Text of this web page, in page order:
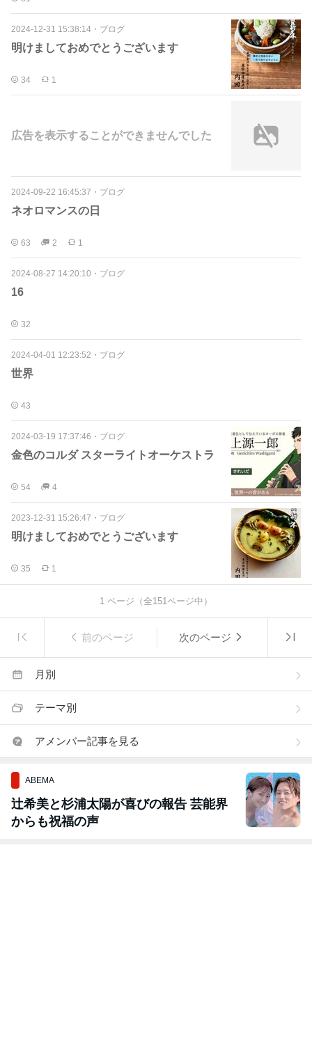
2024-12-31 15:38:14 ・ ブログ
明けましておめでとうございます
34 1
広告を表示することができませんでした
2024-09-22 16:45:37 ・ ブログ
ネオロマンスの日
63 2 1
2024-08-27 14:20:10 ・ ブログ
16
32
2024-04-01 12:23:52 ・ ブログ
世界
43
2024-03-19 17:37:46 ・ ブログ
金色のコルダ スターライトオーケストラ
54 4
2023-12-31 15:26:47 ・ ブログ
明けましておめでとうございます
35 1
1 ページ（全151ページ中）
前のページ 次のページ
月別
テーマ別
アメンバー記事を見る
ABEMA
辻希美と杉浦太陽が喜びの報告 芸能界
からも祝福の声